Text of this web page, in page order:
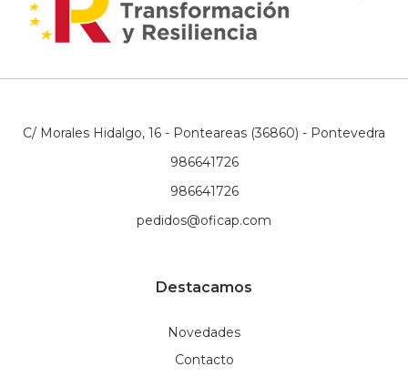
C/ Morales Hidalgo, 16 - Ponteareas (36860) - Pontevedra
986641726
986641726
pedidos@oficap.com
Destacamos
Novedades
Contacto